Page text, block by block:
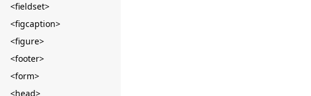
<fieldset>
<figcaption>
<figure>
<footer>
<form>
<head>